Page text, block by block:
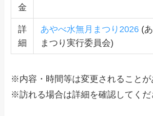
金
詳
細
あやべ水無月まつり2026(あ
まつり実行委員会)
※内容・時間等は変更されることが
※訪れる場合は詳細を確認してくだ